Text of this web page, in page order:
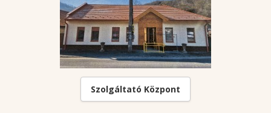
Szolgáltató Központ